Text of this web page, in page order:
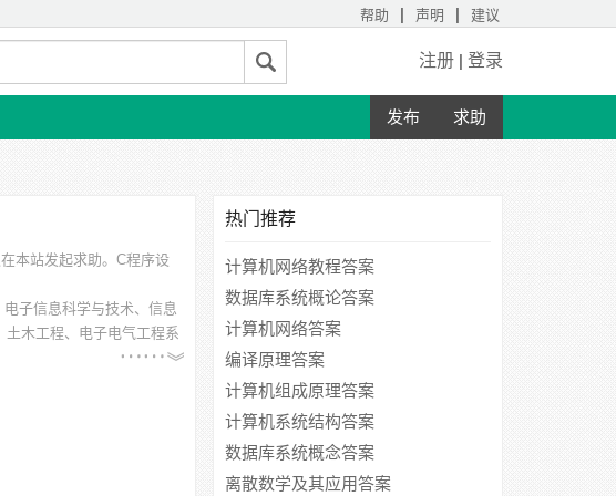
帮助 | 声明 | 建议
注册 | 登录
发布 求助
本站发起求助。 C程序设
子信息科学与技术、信息
木工程、电子电气工程系
热门推荐
计算机网络教程答案
数据库系统概论答案
计算机网络答案
编译原理答案
计算机组成原理答案
计算机系统结构答案
数据库系统概念答案
离散数学及其应用答案